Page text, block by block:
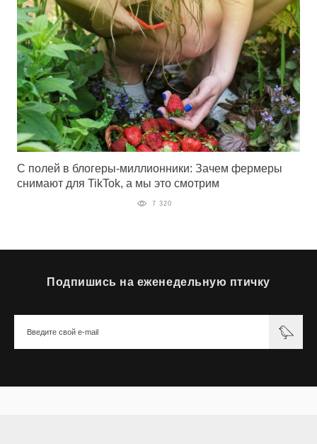
С полей в блогеры-миллионники: Зачем фермеры
снимают для TikTok, а мы это смотрим
7 320
Подпишись на еженедельную птичку